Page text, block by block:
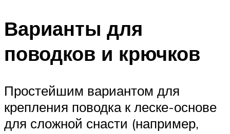
Варианты для
поводков и крючков
Простейшим вариантом для
крепления поводка к леске-основе
для сложной снасти (например,